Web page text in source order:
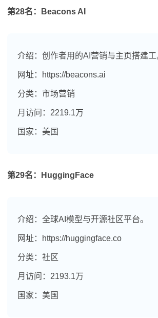
第28名：Beacons AI
介绍：创作者用的AI营销与主页搭建工
网址：https://beacons.ai
分类：市场营销
月访问：2219.1万
国家：美国
第29名：HuggingFace
介绍：全球AI模型与开源社区平台。
网址：https://huggingface.co
分类：社区
月访问：2193.1万
国家：美国